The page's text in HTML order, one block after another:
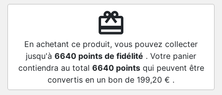
redeem
En achetant ce produit, vous pouvez collecter
jusqu'à 6640 points de fidélité . Votre panier
contiendra au total 6640pointsqui peuvent être
convertis en un bon de 199,20 € .